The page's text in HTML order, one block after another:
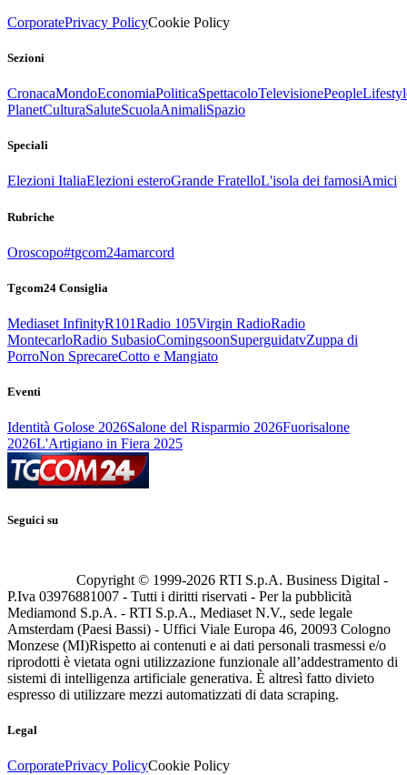
CorporatePrivacy PolicyCookie Policy
Sezioni
CronacaMondoEconomiaPoliticaSpettacoloTelevisionePeople
PlanetCulturaSaluteScuolaAnimaliSpazio
Speciali
Elezioni ItaliaElezioni esteroGrande FratelloL'isola dei famosiAmici
Rubriche
Oroscopo#tgcom24amarcord
Tgcom24 Consiglia
Mediaset InfinityR101Radio 105Virgin RadioRadio
MontecarloRadio SubasioComingsoonSuperguidatvZuppa di
PorroNon SprecareCotto e Mangiato
Eventi
Identità Golose 2026Salone del Risparmio 2026Fuorisalone
2026L'Artigiano in Fiera 2025
Seguici su
Copyright © 1999-2026 RTI S.p.A. Business Digital -
P.Iva 03976881007 - Tutti i diritti riservati - Per la pubblicità
Mediamond S.p.A. - RTI S.p.A., Mediaset N.V., sede legale
Amsterdam (Paesi Bassi) - Uffici Viale Europa 46, 20093 Cologno
Monzese (MI)Rispetto ai contenuti e ai dati personali trasmessi e/o
riprodotti è vietata ogni utilizzazione funzionale all’addestramento di
sistemi di intelligenza artificiale generativa. È altresì fatto divieto
espresso di utilizzare mezzi automatizzati di data scraping.
Legal
CorporatePrivacy PolicyCookie Policy